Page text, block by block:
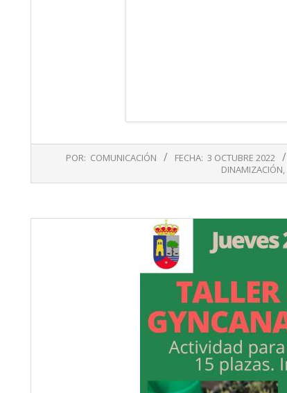
03
POR: COMUNICACIÓN FECHA: 3 OCTUBRE 2022
DINAMIZACIÓN,